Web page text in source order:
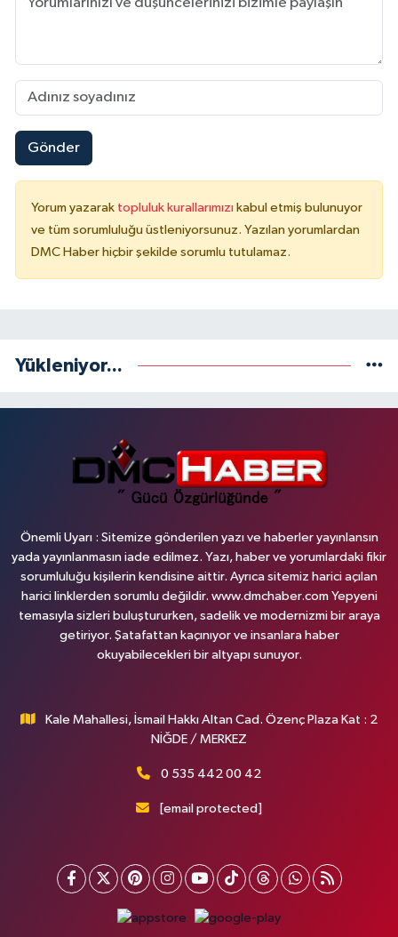
Gönder
Yorum yazarak topluluk kurallarımızı kabul etmiş bulunuyor
ve tüm sorumluluğu üstleniyorsunuz. Yazılan yorumlardan
DMC Haber hiçbir şekilde sorumlu tutulamaz.
Yükleniyor...
Önemli Uyarı : Sitemize gönderilen yazı ve haberler yayınlansın
yada yayınlanmasın iade edilmez. Yazı, haber ve yorumlardaki fikir
sorumluluğu kişilerin kendisine aittir. Ayrıca sitemiz harici açılan
harici linklerden sorumlu değildir. www.dmchaber.com Yepyeni
temasıyla sizleri buluştururken, sadelik ve modernizmi bir araya
getiriyor. Şatafattan kaçınıyor ve insanlara haber
okuyabilecekleri bir altyapı sunuyor.
Kale Mahallesi, İsmail Hakkı Altan Cad. Özenç Plaza Kat : 2
NİĞDE / MERKEZ
0 535 442 00 42
[email protected]